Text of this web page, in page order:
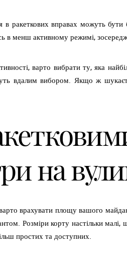
ракеткових вправах можуть бути
в менш активному режимі,
варто вибрати ту, яка
вдалим вибором. Якщо ж
на
врахувати площу вашого
Розміри корту настільки
простих та доступних.